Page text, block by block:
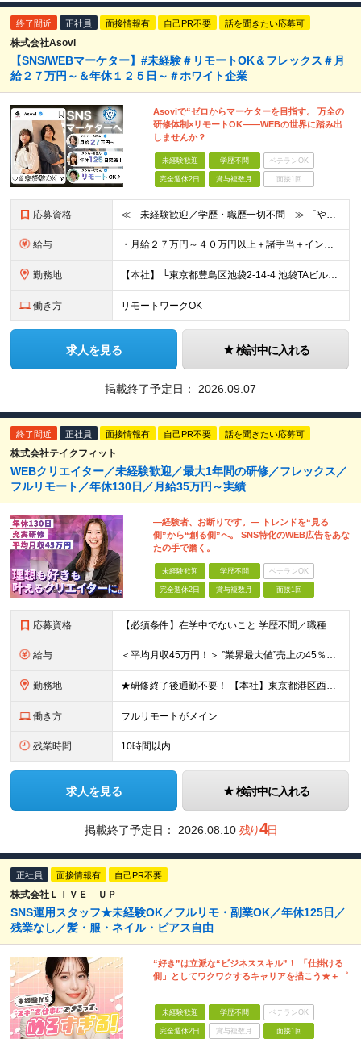
終了間近 正社員 面接情報有 自己PR不要 話を聞きたい応募可
株式会社Asovi
【SNS/WEBマーケター】#未経験＃リモートOK＆フレックス＃月
給２７万円～＆年休１２５日～＃ホワイト企業
Asoviで“ゼロからマーケターを目指す。 万全の
研修体制×リモートOK——WEBの世界に踏み出
しませんか？
未経験歓迎 学歴不問 ベテランOK
完全週休2日 賞与複数月 面接1回
応募資格 ≪ 未経験歓迎／学歴・職歴一切不問 ≫ 「やりたいことはまだ決まっていないけど、何かを始めたい」 「人と関わる仕事に興味がある」——そんな方も大歓迎です！ Asoviでは、“今まで”よりも“これから
給与 ・月給２７万円～４０万円以上＋諸手当＋インセンティブ ※超過分は別途全額支給します。 【 入社時の想定年収 】 ・年収４５０万円 ＜インセンティブ制度について＞ 社員一人ひとりの頑張りを多角的に評
勤務地 【本社】 └東京都豊島区池袋2-14-4 池袋TAビル8F ★あなたの希望を最大限考慮！ ・都内（池袋・新宿・渋谷・目黒・青山）・埼玉・千葉・神奈川・茨城・栃木・群馬 ※勤務先は本社または支社とな
働き方 リモートワークOK
求人を見る 検討中に入れる
掲載終了予定日： 2026.09.07
終了間近 正社員 面接情報有 自己PR不要 話を聞きたい応募可
株式会社テイクフィット
WEBクリエイター／未経験歓迎／最大1年間の研修／フレックス／
フルリモート／年休130日／月給35万円～実績
―経験者、お断りです。― トレンドを“見る
側”から“創る側”へ。 SNS特化のWEB広告をあな
たの手で磨く。
未経験歓迎 学歴不問 ベテランOK
完全週休2日 賞与複数月 面接1回
応募資格 【必須条件】在学中でないこと 学歴不問／職種未経験／業種未経験／社会人未経験／第二新卒／ブランクOK ◎応募時に特別な経験やスキルは必要ありません。 意欲・人柄重視の採用です！ ＼こんなあなた
給与 ＜平均月収45万円！＞ ”業界最大値”売上の45％以上をそのまま支給。 月給25万円以上＋インセンティブ ※研修後、月給35万円スタートの実績あり！ ◎経験・能力を考慮し決定します。 ◎頑張りに応じ
勤務地 ★研修終了後通勤不要！ 【本社】東京都港区西麻布1-2-14デュオ・スカーラ西麻布タワーウエスト 602号室 【品川支社】東京都品川区西五反田5-23-3BLOCKS目黒不動前3階 【大阪支社】大阪
働き方 フルリモートがメイン
残業時間 10時間以内
求人を見る 検討中に入れる
掲載終了予定日： 2026.08.10 残り4日
正社員 面接情報有 自己PR不要
株式会社ＬＩＶＥ ＵＰ
SNS運用スタッフ★未経験OK／フルリモ・副業OK／年休125日／
残業なし／髪・服・ネイル・ピアス自由
“好き”は立派な“ビジネススキル”！ 「仕掛ける
側」としてワクワクするキャリアを描こう★＋゜
未経験歓迎 学歴不問 ベテランOK
完全週休2日 賞与複数月 面接1回